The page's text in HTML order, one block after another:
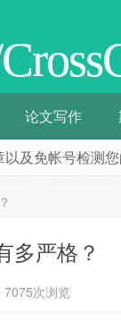
论文写作
及免帐号检测您
多严格？
7075次浏览